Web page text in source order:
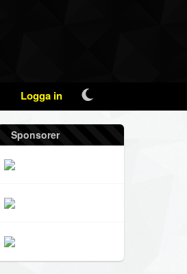
Logga in
Sponsorer